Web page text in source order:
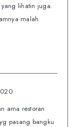
lihatin juga.
malah
ama restoran
pasang bangku